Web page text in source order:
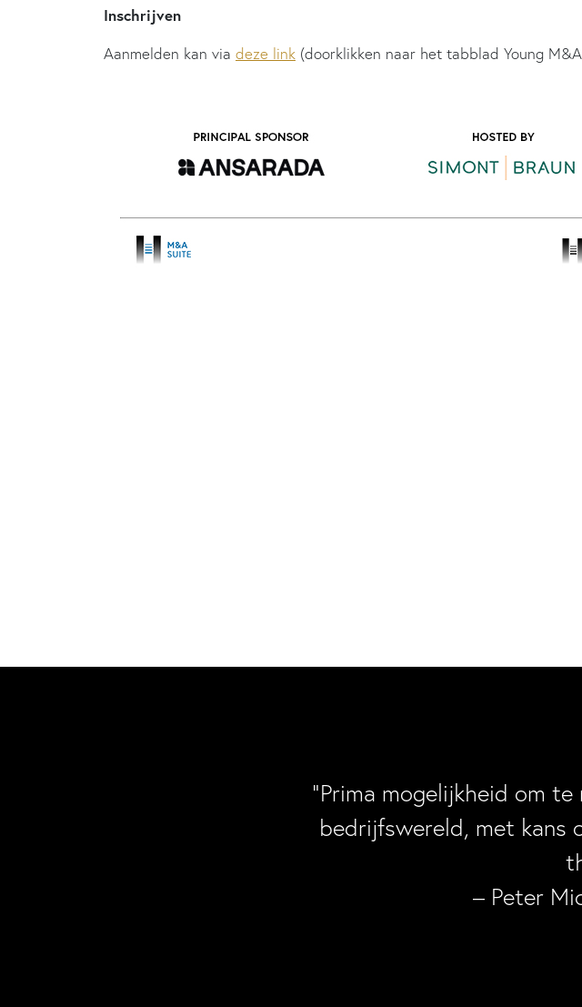
Inschrijven
Aanmelden kan via deze link (doorklikken naar het tabblad Young
“Prima mogelijkheid om
bedrijfswereld, met kans
– Peter